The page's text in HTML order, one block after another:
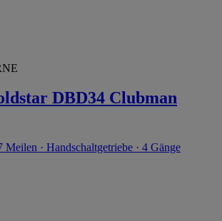
DBD34 Clubman
Meilen · Handschaltgetriebe · 4 Gänge